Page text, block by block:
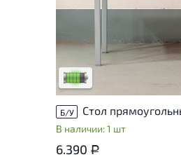
следы эксплуатации, не
удобство его
Низкая степень износа
Б/У
В наличии: 1 шт
6.390 Р